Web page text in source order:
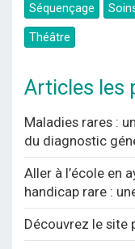
Séquençage
Théâtre
Articles les
Maladies rares :
du diagnostic
Aller à l’école en
handicap rare :
Découvrez le site